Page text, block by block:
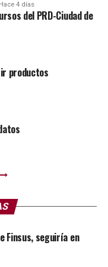
Hace 4 días
del PRD-Ciudad de
productos
Finsus, seguiría en